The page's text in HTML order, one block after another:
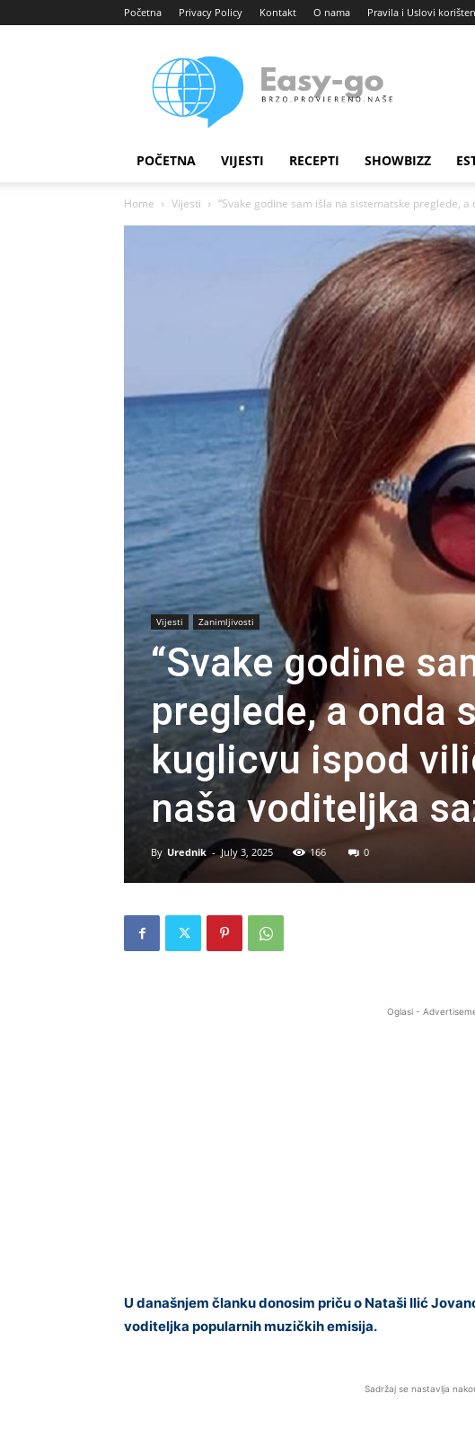
Početna Privacy Policy Kontakt O nama Pravila i Uslovi
portal
POČETNA VIJESTI RECEPTI SHOWBIZZ
Home Vijesti “Svake godine sam išla na sistematske preglede, a
Vijesti Zanimljivosti
“Svake godine
preglede, a onda
kuglicvu ispod
naša voditeljka
By Urednik - July 3, 2025 166 0
Oglasi -
U današnjem članku donosim priču o Nataši Ilić
voditeljka popularnih muzičkih emisija.
Sadržaj se nastavlja